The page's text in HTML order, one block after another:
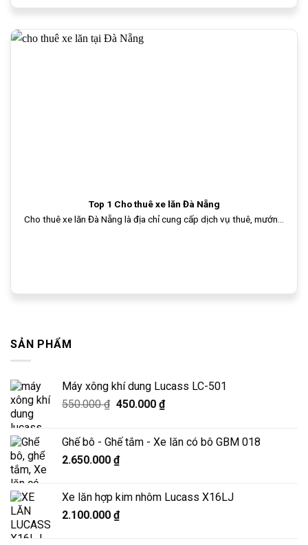
Top 1 Cho thuê xe lăn Đà Nẵng
Cho thuê xe lăn Đà Nẵng là địa chỉ cung cấp dịch vụ thuê, mướn...
SẢN PHẨM
Máy xông khí dung Lucass LC-501
550.000₫ Giá
550.000 ₫.
450.000 ₫Giá
là:
Ghế bô - Ghế tắm - Xe lăn có bô GBM 018
2.650.000 ₫
Xe lăn hợp kim nhôm Lucass X16LJ
2.100.000 ₫